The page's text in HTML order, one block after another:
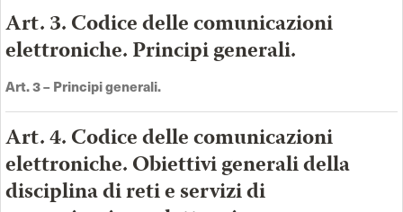
Art. 3. Codice delle comunicazioni
elettroniche. Principi generali.
Art. 3 –Principi generali.
Art. 4. Codice delle comunicazioni
elettroniche. Obiettivi generali della
disciplina di reti e servizi di